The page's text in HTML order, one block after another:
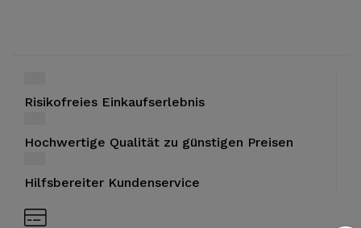
Risikofreies Einkaufserlebnis
Hochwertige Qualität zu günstigen Preisen
Hilfsbereiter Kundenservice